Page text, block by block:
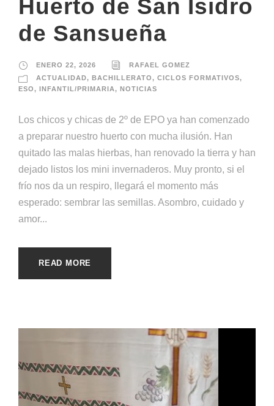
Huerto de San Isidro
de Sansueña
ENERO 22, 2026
RAFAEL GOMEZ
ACTUALIDAD, BACHILLERATO, CICLOS FORMATIVOS,
ESO, INFANTIL/PRIMARIA, NOTICIAS
Los chicos y chicas de 2º de EPO ya han comenzado
a preparar nuestro huerto con mucha ilusión. Han
quitado las malas hierbas, han renovado la tierra y han
dejado listos los mini invernaderos. Muy pronto, si el
frío nos da un respiro, llegará el momento más
esperado: sembrar las semillas. Asombro, cuidado y
amor...
READ MORE